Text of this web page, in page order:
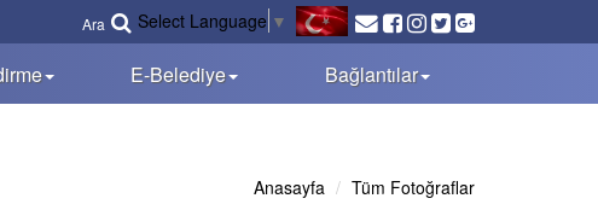
Ara Select Language ▼
E-Belediye Bağlantılar
Anasayfa Tüm Fotoğraflar